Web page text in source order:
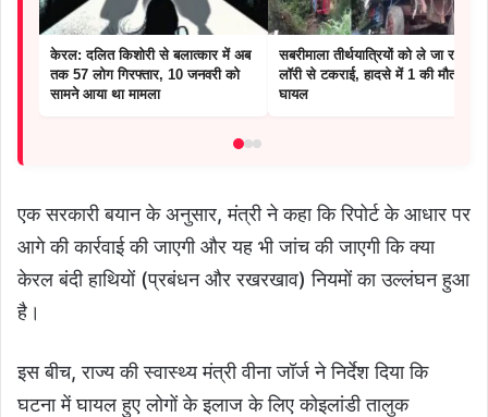
केरल: दलित किशोरी से बलात्कार में अब
तक 57 लोग गिरफ्तार, 10 जनवरी को
सामने आया था मामला
सबरीमाला तीर्थयात्रियों को ले जा रही बस
लॉरी से टकराई, हादसे में 1 की मौत, 16
घायल
एक सरकारी बयान के अनुसार, मंत्री ने कहा कि रिपोर्ट के आधार पर
आगे की कार्रवाई की जाएगी और यह भी जांच की जाएगी कि क्या
केरल बंदी हाथियों (प्रबंधन और रखरखाव) नियमों का उल्लंघन हुआ
है।
इस बीच, राज्य की स्वास्थ्य मंत्री वीना जॉर्ज ने निर्देश दिया कि
घटना में घायल हुए लोगों के इलाज के लिए कोइलांडी तालुक